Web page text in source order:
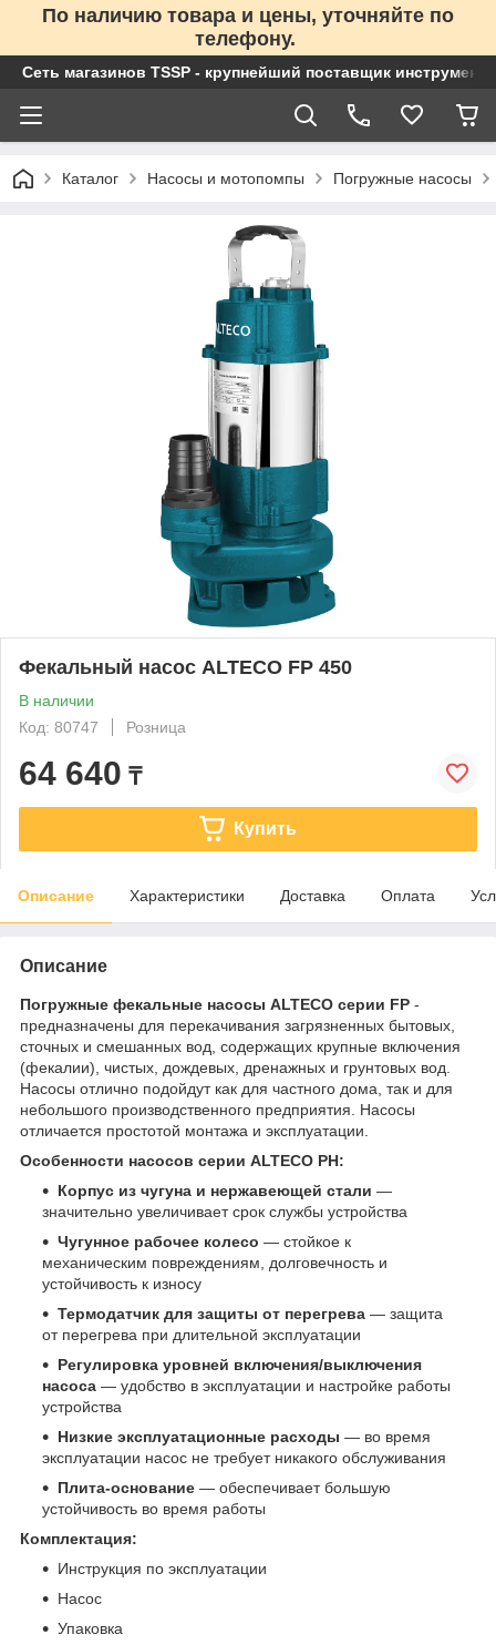
По наличию товара и цены, уточняйте по
телефону.
Сеть магазинов TSSP - крупнейший поставщик
Каталог Насосы и мотопомпы Погружные насосы
Фекальный насос ALTECO FP 450
В наличии
Код: 80747
Розница
64 640 ₸
Купить
Описание Характеристики Доставка Оплата
Описание
Погружные фекальные насосы ALTECO серии FP -
предназначены для перекачивания загрязненных бытовых,
сточных и смешанных вод, содержащих крупные включения
(фекалии), чистых, дождевых, дренажных и грунтовых вод.
Насосы отлично подойдут как для частного дома, так и для
небольшого производственного предприятия. Насосы
отличается простотой монтажа и эксплуатации.
Особенности насосов серии ALTECO PH:
Корпус из чугуна и нержавеющей стали —
значительно увеличивает срок службы устройства
Чугунное рабочее колесо — стойкое к
механическим повреждениям, долговечность и
устойчивость к износу
Термодатчик для защиты от перегрева — защита
от перегрева при длительной эксплуатации
Регулировка уровней включения/выключения
насоса — удобство в эксплуатации и настройке работы
устройства
Низкие эксплуатационные расходы — во время
эксплуатации насос не требует никакого обслуживания
Плита-основание — обеспечивает большую
устойчивость во время работы
Комплектация:
Инструкция по эксплуатации
Насос
Упаковка